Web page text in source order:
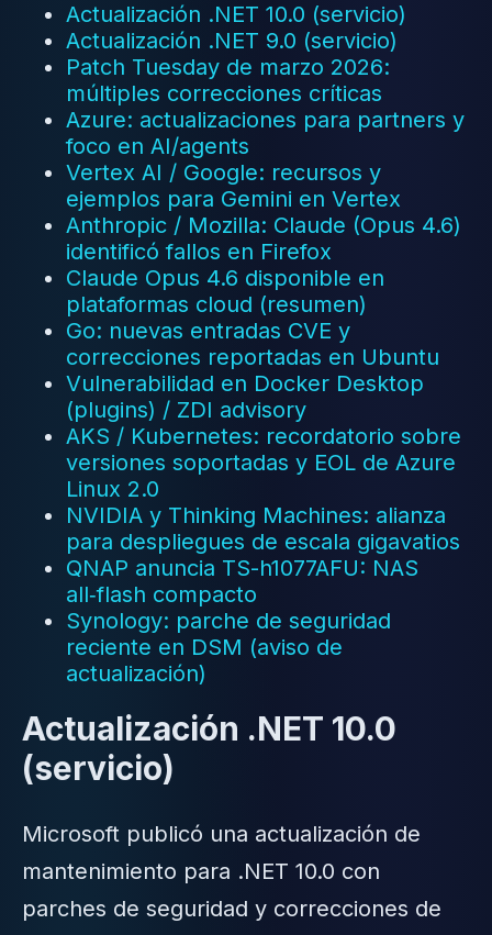
Actualización .NET 10.0 (servicio)
Actualización .NET 9.0 (servicio)
Patch Tuesday de marzo 2026:
múltiples correcciones críticas
Azure: actualizaciones para partners y
foco en AI/agents
Vertex AI / Google: recursos y
ejemplos para Gemini en Vertex
Anthropic / Mozilla: Claude (Opus 4.6)
identificó fallos en Firefox
Claude Opus 4.6 disponible en
plataformas cloud (resumen)
Go: nuevas entradas CVE y
correcciones reportadas en Ubuntu
Vulnerabilidad en Docker Desktop
(plugins) / ZDI advisory
AKS / Kubernetes: recordatorio sobre
versiones soportadas y EOL de Azure
Linux 2.0
NVIDIA y Thinking Machines: alianza
para despliegues de escala gigavatios
QNAP anuncia TS-h1077AFU: NAS
all‑flash compacto
Synology: parche de seguridad
reciente en DSM (aviso de
actualización)
Actualización .NET 10.0
(servicio)
Microsoft publicó una actualización de
mantenimiento para .NET 10.0 con
parches de seguridad y correcciones de